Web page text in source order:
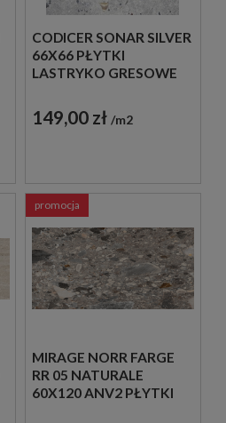
CODICER SONAR SILVER
66X66 PŁYTKI
LASTRYKO GRESOWE
149,00 zł m2
MIRAGE NORR FARGE
RR 05 NATURALE
60X120 ANV2 PŁYTKI
promocja